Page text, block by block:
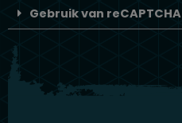
Gebruik van reCAPTCHA